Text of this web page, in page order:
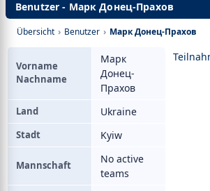
Benutzer - Марк Донец-Прахов
Übersicht › Benutzer › Марк Донец-Прахов
Vorname
Nachname
Марк
Донец-
Прахов
Land Ukraine
Stadt Kyiw
Mannschaft
No active
teams